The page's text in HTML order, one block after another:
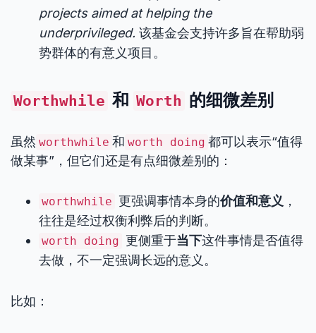
projects aimed at helping the
underprivileged. 该基金会支持许多旨在帮助弱
势群体的有意义项目。
Worthwhile 和 Worth 的细微差别
虽然 worthwhile 和 worth doing 都可以表示“值得
做某事”，但它们还是有点细微差别的：
worthwhile 更强调事情本身的价值和意义 ，
往往是经过权衡利弊后的判断。
worth doing 更侧重于当下这件事情是否值得
去做，不一定强调长远的意义。
比如：